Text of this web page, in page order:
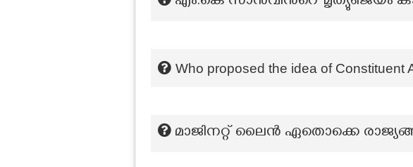
Who proposed the idea of Constituent
മാജിനറ്റ് ലൈൻ ഏതൊക്കെ